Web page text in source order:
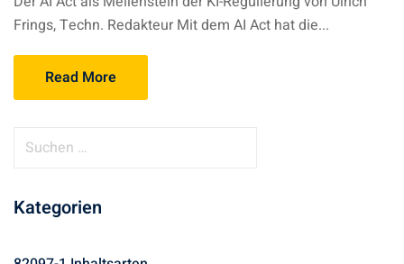
Frings, Techn. Redakteur Mit dem AI Act hat die...
Read More
Kategorien